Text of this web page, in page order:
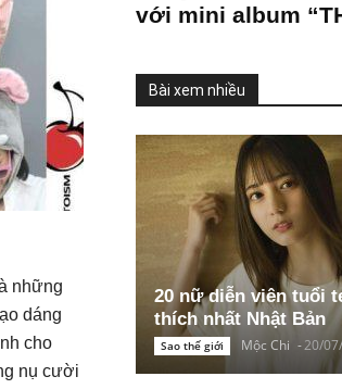
những
dáng
cho
nụ cười
với mini album
Bài xem nhiều
20 nữ diễn viên tuổi
thích nhất Nhật Bản
Sao thế giới Mộc Chi -20/